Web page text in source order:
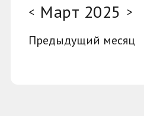
< Март 2025 >
Предыдущий месяц